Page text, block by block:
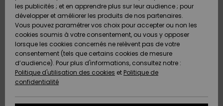
Snow
Nouveautés
A
Découvrir
Snow
Nouveautés
A
Découvrir
Communauté
A
Découvrir
Communauté
OUTLET
AIDE &
CONTACT
Cadeau
Quiksilver
Freedom
Protection
des
MAGASINS
QUIKSILVER
les publicités ; et en apprendre plus sur leur audience ; pour
développer et améliorer les produits de nos partenaires.
Vous pouvez paramétrer vos choix pour accepter ou non les
cookies soumis à votre consentement, ou vous y opposer
lorsque les cookies concernés ne relèvent pas de votre
consentement (tels que certains cookies de mesure
d’audience). Pour plus d'informations, consultez notre :
Politique d'utilisation des cookies et Politique de
confidentialité